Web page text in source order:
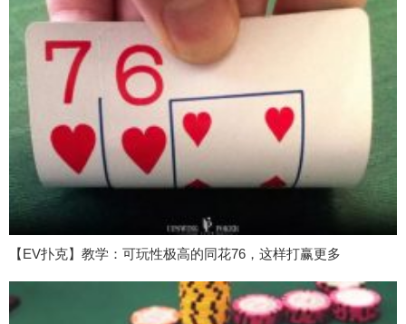
【EV扑克】教学：可玩性极高的同花76，这样打赢更多